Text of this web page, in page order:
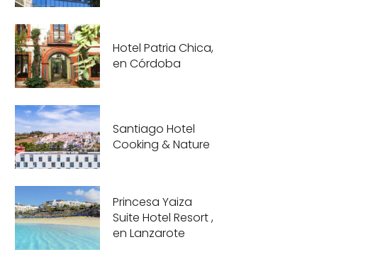
Hotel Patria Chica,
en Córdoba
Santiago Hotel
Cooking & Nature
Princesa Yaiza
Suite Hotel Resort ,
en Lanzarote